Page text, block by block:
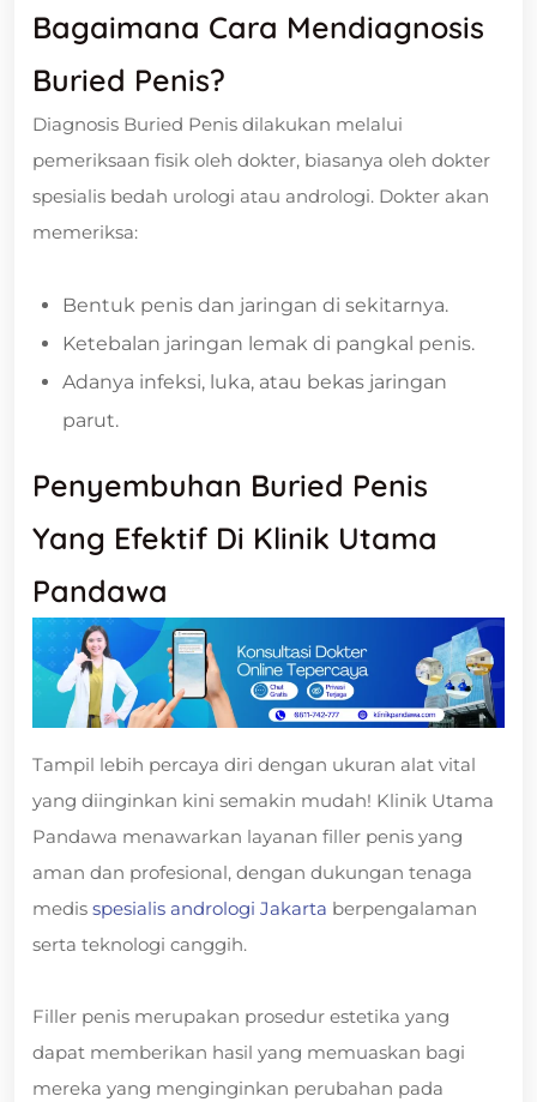
Bagaimana Cara Mendiagnosis
Buried Penis?
Diagnosis Buried Penis dilakukan melalui
pemeriksaan fisik oleh dokter, biasanya oleh dokter
spesialis bedah urologi atau andrologi. Dokter akan
memeriksa:
Bentuk penis dan jaringan di sekitarnya.
Ketebalan jaringan lemak di pangkal penis.
Adanya infeksi, luka, atau bekas jaringan
parut.
Penyembuhan Buried Penis
Yang Efektif Di Klinik Utama
Pandawa
Tampil lebih percaya diri dengan ukuran alat vital
yang diinginkan kini semakin mudah! Klinik Utama
Pandawa menawarkan layanan filler penis yang
aman dan profesional, dengan dukungan tenaga
medis spesialis andrologi Jakarta berpengalaman
serta teknologi canggih.
Filler penis merupakan prosedur estetika yang
dapat memberikan hasil yang memuaskan bagi
mereka yang menginginkan perubahan pada